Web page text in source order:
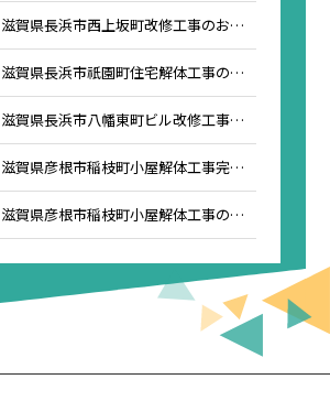
滋賀県長浜市西上坂町改修工事のお知
らせ
滋賀県長浜市祇園町住宅解体工事のお
知らせ
滋賀県長浜市八幡東町ビル改修工事の
お知らせ
滋賀県彦根市稲枝町小屋解体工事完了
のお知らせ
滋賀県彦根市稲枝町小屋解体工事のお
知らせ